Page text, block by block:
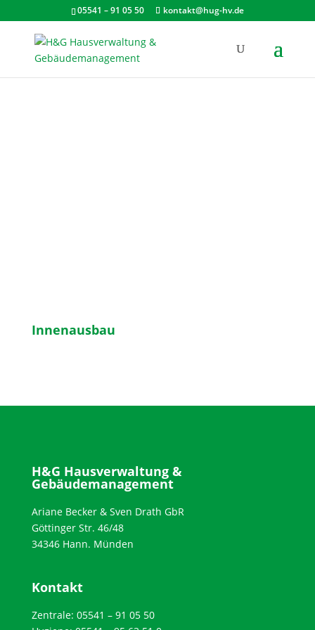
05541 – 91 05 50 kontakt@hug-hv.de
Innenausbau
H&G Hausverwaltung &
Gebäudemanagement
Ariane Becker & Sven Drath GbR
Göttinger Str. 46/48
34346 Hann. Münden
Kontakt
Zentrale: 05541 – 91 05 50